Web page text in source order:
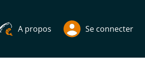
A propos Se connecter